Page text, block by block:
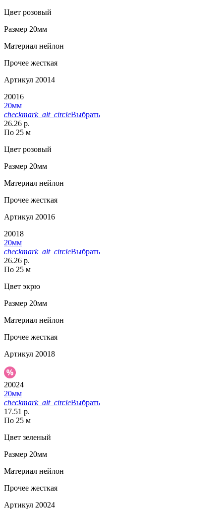
Цвет розовый
Размер 20мм
Материал нейлон
Прочее жесткая
Артикул 20014
20016
20мм
checkmark_alt_circleВыбрать
26.26 р.
По 25 м
Цвет розовый
Размер 20мм
Материал нейлон
Прочее жесткая
Артикул 20016
20018
20мм
checkmark_alt_circleВыбрать
26.26 р.
По 25 м
Цвет экрю
Размер 20мм
Материал нейлон
Прочее жесткая
Артикул 20018
20024
20мм
checkmark_alt_circleВыбрать
17.51 р.
По 25 м
Цвет зеленый
Размер 20мм
Материал нейлон
Прочее жесткая
Артикул 20024